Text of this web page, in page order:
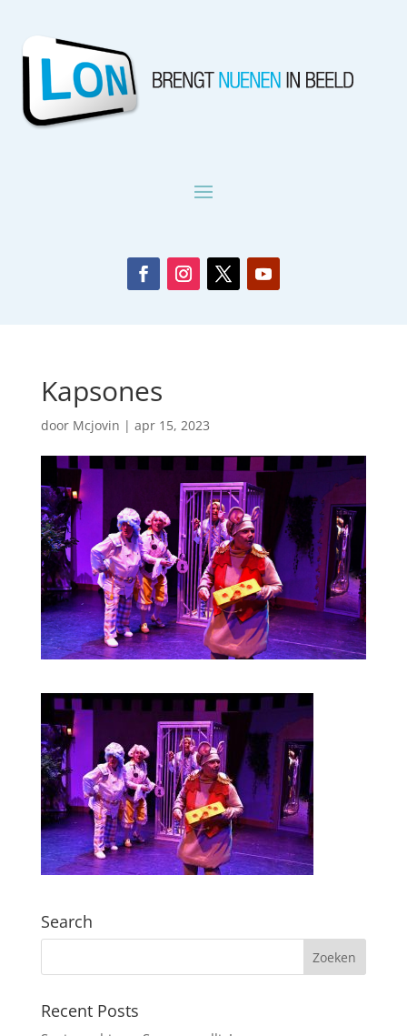
Kapsones
door Mcjovin | apr 15, 2023
Search
Recent Posts